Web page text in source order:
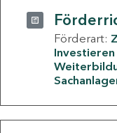
Förderart:
Investieren